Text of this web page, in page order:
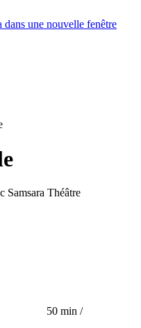
une nouvelle fenêtre
Samsara Théâtre
50 min /